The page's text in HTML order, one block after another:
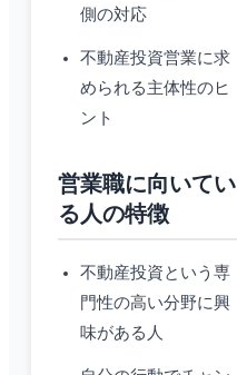
側の対応
不動産投資営業に求
められる主体性のヒ
ント
営業職に向いてい
る人の特徴
不動産投資という専
門性の高い分野に興
味がある人